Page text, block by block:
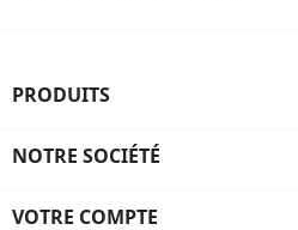
PRODUITS
NOTRE SOCIÉTÉ
VOTRE COMPTE